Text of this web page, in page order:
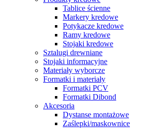
Tablice ścienne
Markery kredowe
Potykacze kredowe
Ramy kredowe
Stojaki kredowe
Sztalugi drewniane
Stojaki informacyjne
Materiały wyborcze
Formatki i materiały
Formatki PCV
Formatki Dibond
Akcesoria
Dystanse montażowe
Zaślepki/maskownice